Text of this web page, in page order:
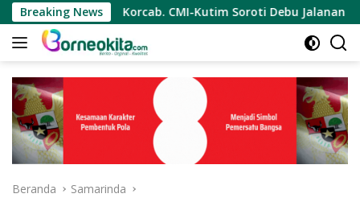
Langsung
ke
konten
Breaking News
Korcab. CMI-Kutim Soroti Debu Jalanan Kota
Beranda Samarinda